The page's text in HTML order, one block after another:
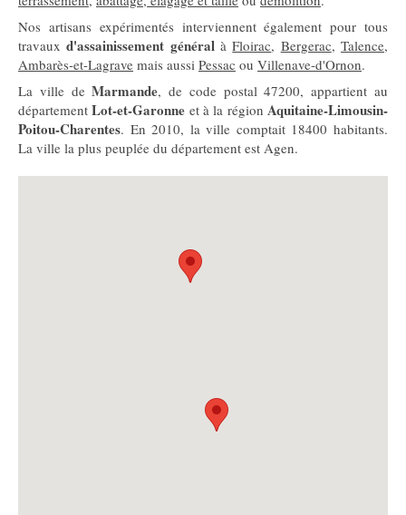
Nos artisans expérimentés interviennent également pour tous
travaux d'assainissement généralàFloirac, Bergerac,Talence,
Ambarès-et-Lagrave mais aussi Pessac ou Villenave-d'Ornon.
La ville deMarmande, de code postal 47200, appartient au
départementLot-et-Garonne et à la régionAquitaine-Limousin-
Poitou-Charentes. En 2010, la ville comptait 18400 habitants.
La ville la plus peuplée du département est Agen.